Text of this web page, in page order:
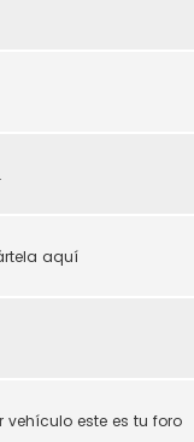
aquí
este es tu foro